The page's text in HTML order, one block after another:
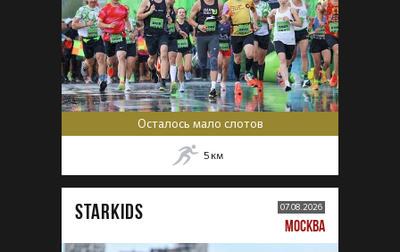
Осталось мало слотов
5 км
STARKIDS 07.08.2026
МОСКВА